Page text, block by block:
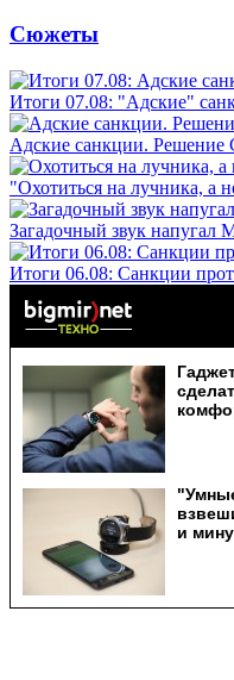
Сюжеты
Итоги 07.08: "Адские"
Адские санкции.
"Охотиться на лучника, а
Загадочный звук напугал
Итоги 06.08: Санкции